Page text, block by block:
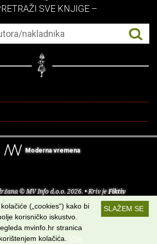
SVE KNJIGE –
Moderna vremena
© MV Info d.o.o. 2026. • Kriv jeFiktiv
Uvjeti korištenja RSS kanali
Potraži nas na:
SLAŽEM SE
(„cookies“) kako bi
korisničko iskustvo.
mvinfo.hr stranica
kolačića. Više